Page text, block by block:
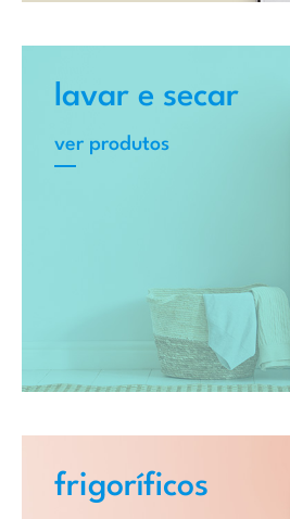
lavar e secar
ver produtos
frigoríficos